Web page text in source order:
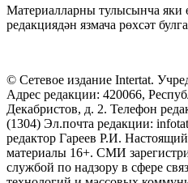
Материалларны тулысынча яки
редакциядән язмача рөхсәт
© Сетевое издание Intertat.
Адрес редакции: 420066,
Декабристов, д. 2. Телефон
(1304) Эл.почта редакции:
редактор Гареев Р.И.
материалы 16+. СМИ
службой по надзору в сфере